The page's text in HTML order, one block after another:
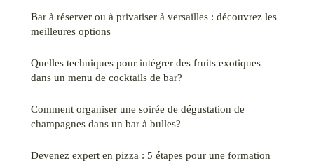
Bar à réserver ou à privatiser à versailles : découvrez les
meilleures options
Quelles techniques pour intégrer des fruits exotiques
dans un menu de cocktails de bar?
Comment organiser une soirée de dégustation de
champagnes dans un bar à bulles?
Devenez expert en pizza : 5 étapes pour une formation